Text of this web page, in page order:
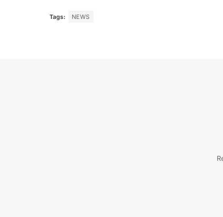
Tags: NEWS